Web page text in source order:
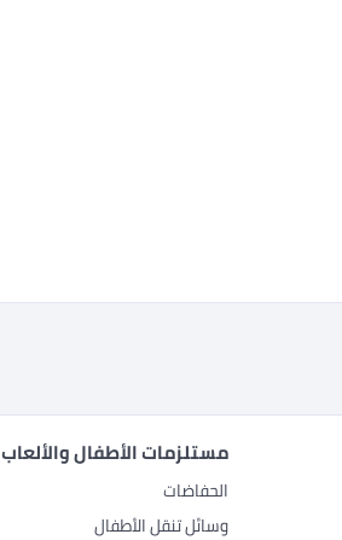
مستلزمات الأطفال والألعاب
الحفاضات
وسائل تنقل الأطفال